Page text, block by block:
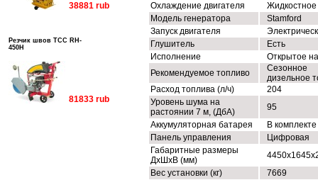
38881 rub
Резчик швов ТСС RH-
450H
81833 rub
Охлаждение двигателя
Жидкостное
Модель генератора
Stamford
Запуск двигателя
Глушитель
Есть
Исполнение
Открытое
Рекомендуемое топливо
Сезонное
дизельное
Расход топлива (л/ч)
204
Уровень шума на
растоянии 7 м, (ДбА)
95
Аккумуляторная батарея
В комплекте
Панель управления
Цифровая
Габаритные размеры
ДхШхВ (мм)
Вес установки (кг)
7669